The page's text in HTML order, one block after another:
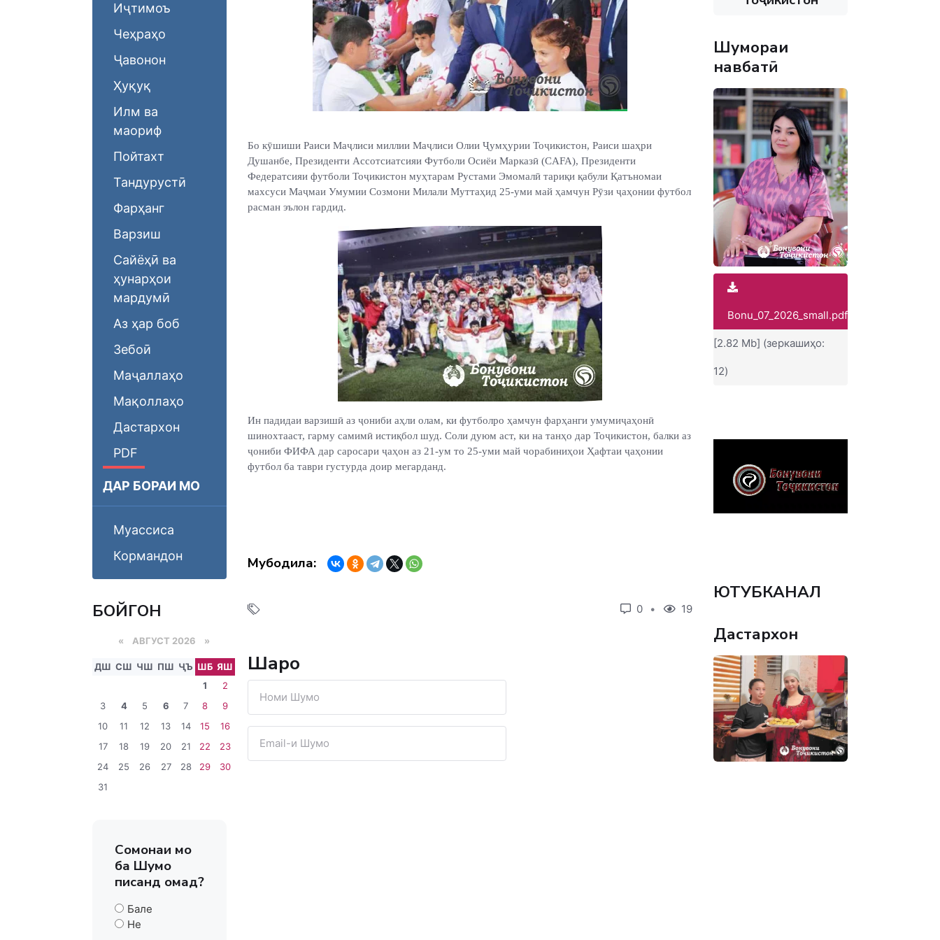
Иҷтимоъ
Чеҳраҳо
Ҷавонон
Ҳуқуқ
Илм ва
маориф
Пойтахт
Тандурустӣ
Фарҳанг
Варзиш
Сайёҳӣ ва
ҳунарҳои
мардумӣ
Аз ҳар боб
Зебоӣ
Маҷаллаҳо
Мақоллаҳо
Дастархон
PDF
ДАР БОРАИ МО
Муассиса
Кормандон
БОЙГОНӢ
« АВГУСТ 2026 »
ДШ СШ ЧШ ПШ ҶЪ ШБ ЯШ
1
2
3
4 5 6 7 8
9
10
11 12 13 14 15
16
17
18 19 20 21 22
23
24
25 26 27 28 29
30
31
Сомонаи мо
ба Шумо
писанд омад?
Бале
Не
Бо кӯшиши Раиси Маҷлиси миллии Маҷлиси Олии Ҷумҳурии Тоҷикистон, Раиси шаҳри
Душанбе, Президенти Ассотсиатсияи Футболи Осиёи Марказӣ (CAFA), Президенти
Федератсияи футболи Тоҷикистон муҳтарам Рустами Эмомалӣ тариқи қабули Қатъномаи
махсуси Маҷмаи Умумии Созмони Милали Муттаҳид 25-уми май ҳамчун Рӯзи ҷаҳонии футбол
расман эълон гардид.
Ин падидаи варзишӣ аз ҷониби аҳли олам, ки футболро ҳамчун фарҳанги умумиҷаҳонӣ
шинохтааст, гарму самимӣ истиқбол шуд. Соли дуюм аст, ки на танҳо дар Тоҷикистон, балки аз
ҷониби ФИФА дар саросари ҷаҳон аз 21-ум то 25-уми май чорабиниҳои Ҳафтаи ҷаҳонии
футбол ба таври густурда доир мегарданд.
Мубодила:
0 19
Шарҳҳо
Шумораи
навбатӣ
Bonu_07_2026_small.pdf
[2.82 Mb] (зеркашиҳо:
12)
ЮТУБКАНАЛ
Дастархон